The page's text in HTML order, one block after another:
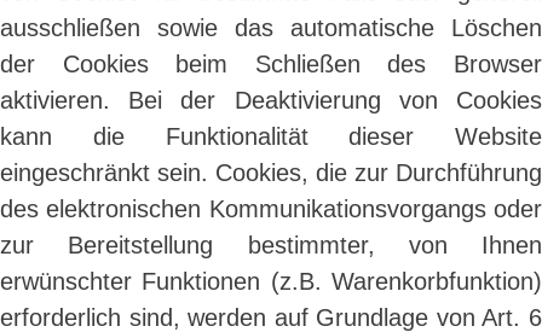
ausschließen sowie das automatische Löschen
der Cookies beim Schließen des Browser
aktivieren. Bei der Deaktivierung von Cookies
kann die Funktionalität dieser Website
eingeschränkt sein. Cookies, die zur Durchführung
des elektronischen Kommunikationsvorgangs oder
zur Bereitstellung bestimmter, von Ihnen
erwünschter Funktionen (z.B. Warenkorbfunktion)
erforderlich sind, werden auf Grundlage von Art. 6